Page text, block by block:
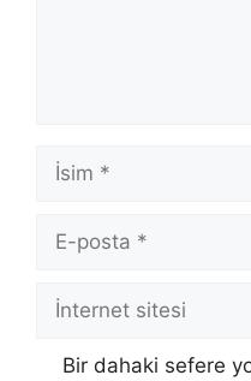
İsim
posta
İnternet
sitesi
Bir dahaki sefere